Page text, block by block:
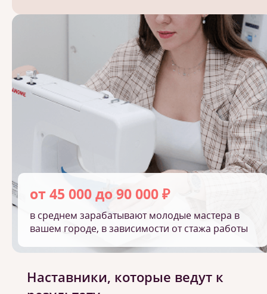
от 45 000 до 90 000 ₽
в среднем зарабатывают молодые мастера в
вашем городе, в зависимости от стажа работы
Наставники, которые ведут к